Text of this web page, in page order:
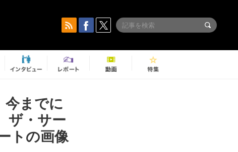
今までに
・サー
トの画像